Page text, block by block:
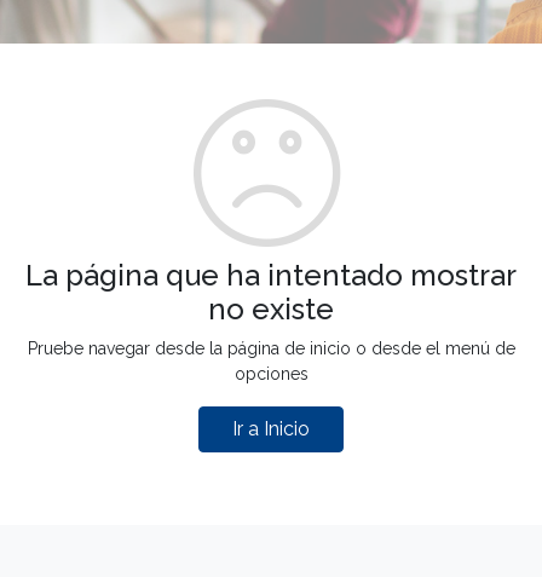
La página que ha intentado mostrar
no existe
Pruebe navegar desde la página de inicio o desde el menú de
opciones
Ir a Inicio